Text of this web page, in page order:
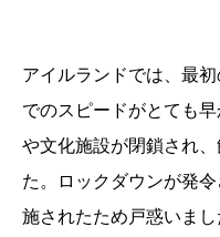
アイルランドでは、最
でのスピードがとても
や文化施設が閉鎖され
た。ロックダウンが発
施されたため戸惑いま